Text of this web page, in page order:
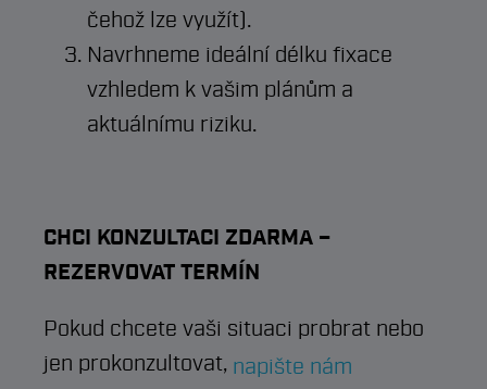
čehož lze využít).
Navrhneme ideální délku fixace
vzhledem k vašim plánům a
aktuálnímu riziku.
CHCI KONZULTACI ZDARMA –
REZERVOVAT TERMÍN
Pokud chcete vaši situaci probrat nebo
jen prokonzultovat, napište nám